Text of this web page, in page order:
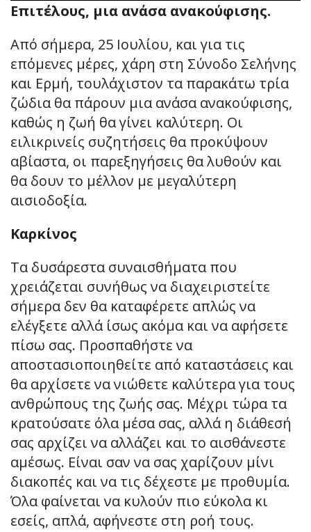
Επιτέλους, μια ανάσα ανακούφισης.
Από σήμερα, 25 Ιουλίου, και για τις
επόμενες μέρες, χάρη στη Σύνοδο Σελήνης
και Ερμή, τουλάχιστον τα παρακάτω τρία
ζώδια θα πάρουν μια ανάσα ανακούφισης,
καθώς η ζωή θα γίνει καλύτερη. Οι
ειλικρινείς συζητήσεις θα προκύψουν
αβίαστα, οι παρεξηγήσεις θα λυθούν και
θα δουν το μέλλον με μεγαλύτερη
αισιοδοξία.
Καρκίνος
Τα δυσάρεστα συναισθήματα που
χρειάζεται συνήθως να διαχειριστείτε
σήμερα δεν θα καταφέρετε απλώς να
ελέγξετε αλλά ίσως ακόμα και να αφήσετε
πίσω σας. Προσπαθήστε να
αποστασιοποιηθείτε από καταστάσεις και
θα αρχίσετε να νιώθετε καλύτερα για τους
ανθρώπους της ζωής σας. Μέχρι τώρα τα
κρατούσατε όλα μέσα σας, αλλά η διάθεσή
σας αρχίζει να αλλάζει και το αισθάνεστε
αμέσως. Είναι σαν να σας χαρίζουν μίνι
διακοπές και να τις δέχεστε με προθυμία.
Όλα φαίνεται να κυλούν πιο εύκολα κι
εσείς, απλά, αφήνεστε στη ροή τους.